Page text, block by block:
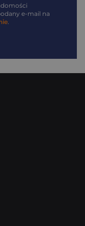
e-mail na